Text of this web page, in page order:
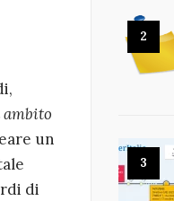
un
di